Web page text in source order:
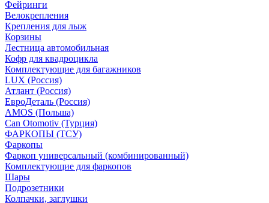
Фейринги
Велокрепления
Крепления для лыж
Корзины
Лестница автомобильная
Кофр для квадроцикла
Комплектующие для багажников
LUX (Россия)
Атлант (Россия)
ЕвроДеталь (Россия)
AMOS (Польша)
Can Otomotiv (Турция)
ФАРКОПЫ (ТСУ)
Фаркопы
Фаркоп универсальный (комбинированный)
Комплектующие для фаркопов
Шары
Подрозетники
Колпачки, заглушки